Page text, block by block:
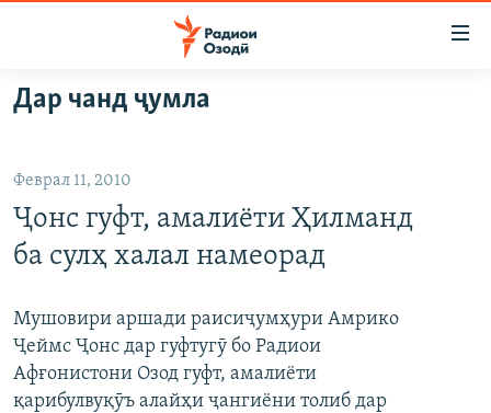
Ҷаҳиш
ба
аслӣ
Ҷаҳиш
ба
феҳристи
Ҷаҳиш
ба
ҷустор
ГӮШАҲО
ҚАЗИЯИ "КРОКУС"
ОСИЁИ МАРКАЗӢ
ФАРҲАНГ
МЕҲМОНИ ОЗОДӢ
РӮЗГОРИ МУҲОҶИР
САЛОМ, ХОҲАР
ТАҲҚИҚОТ
ҶАНГ ДАР УКРАИНА
НАЗАРИ МАРДУМ
БЛОГИСТОН
ЧАНДРАСОНАӢ
Дар чанд ҷумла
Феврал 11, 2010
Ҷонс гуфт, амалиёти Ҳилманд
ба сулҳ халал намеорад
Мушовири аршади раисиҷумҳури Амрико
Ҷеймс Ҷонс дар гуфтугӯ бо Радиои
Афғонистони Озод гуфт, амалиёти
қарибулвуқӯъ алайҳи ҷангиёни толиб дар